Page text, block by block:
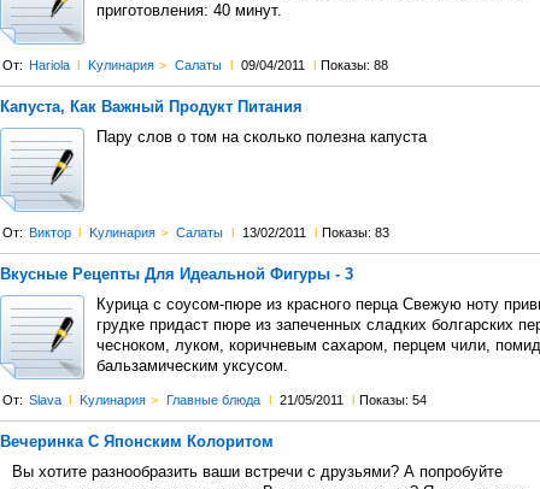
приготовления: 40 минут.
От: Hariola l Kулинария > Салаты l 09/04/2011 l Показы: 88
Капуста, Как Важный Продукт Питания
Пару слов о том на сколько полезна капуста
От: Виктор l Kулинария > Салаты l 13/02/2011 l Показы: 83
Вкусные Рецепты Для Идеальной Фигуры - 3
Курица с соусом‑пюре из красного перца Свежую ноту
грудке придаст пюре из запеченных сладких болгарских
чесноком, луком, коричневым сахаром, перцем чили,
бальзамическим уксусом.
От: Slava l Kулинария > Главные блюда l 21/05/2011 l Показы: 54
Вечеринка С Японским Колоритом
Вы хотите разнообразить ваши встречи с друзьями? А попробуйте